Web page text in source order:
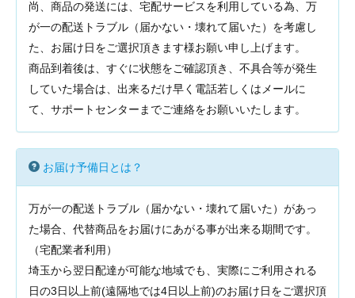
尚、商品の発送には、宅配サービスを利用している為、万
が一の配送トラブル（届かない・壊れて届いた）を考慮し
た、お届け日をご選択頂きます様お願い申し上げます。
商品到着後は、すぐに状態をご確認頂き、不具合等が発生
していた場合は、出来るだけ早く電話若しくはメールに
て、サポートセンターまでご連絡をお願いいたします。
お届け予備日とは？
万が一の配送トラブル（届かない・壊れて届いた）があっ
た場合、代替商品をお届けにあがる事が出来る期間です。
（宅配業者利用）
埼玉から翌日配達が可能な地域でも、実際にご利用される
日の3日以上前(遠隔地では4日以上前)のお届け日をご選択頂